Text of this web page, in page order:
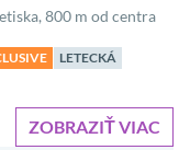
800 m od centra
LETECKÁ
ZOBRAZIŤ VIAC